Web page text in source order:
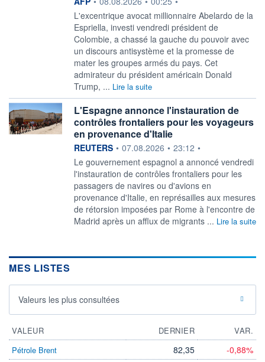
L'excentrique avocat millionnaire Abelardo de la
Espriella, investi vendredi président de
Colombie, a chassé la gauche du pouvoir avec
un discours antisystème et la promesse de
mater les groupes armés du pays. Cet
admirateur du président américain Donald
Trump, ... Lire la suite
L'Espagne annonce l'instauration de
contrôles frontaliers pour les voyageurs
en provenance d'Italie
information fournie par
REUTERS • 07.08.2026 • 23:12 •
‌Le gouvernement espagnol a ​annoncé vendredi
l'instauration de contrôles frontaliers pour les
passagers ​de navires ou d'avions en ​
provenance d'Italie, en ⁠représailles aux mesures
de ‌rétorsion imposées par Rome à l'encontre de
​Madrid ‌après un afflux de ⁠migrants ... Lire la suite
MES LISTES
Valeurs les plus consultées
VALEUR DERNIER
VAR.
Pétrole Brent
82,35 -0,88%